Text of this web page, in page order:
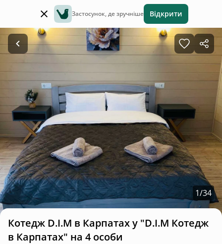
Застосунок, де зручніше Відкрити
1/34
Котедж D.I.M в Карпатах у "D.I.M Котедж
в Карпатах" на 4 особи